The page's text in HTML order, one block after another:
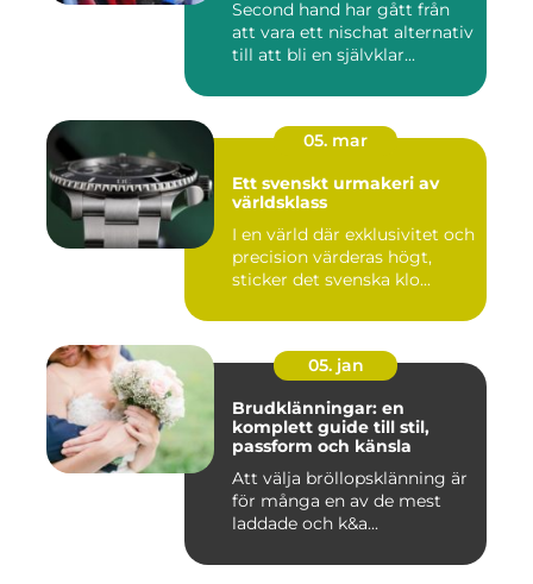
Second hand har gått från
att vara ett nischat alternativ
till att bli en självklar...
05. mar
Ett svenskt urmakeri av
världsklass
I en värld där exklusivitet och
precision värderas högt,
sticker det svenska klo...
05. jan
Brudklänningar: en
komplett guide till stil,
passform och känsla
Att välja bröllopsklänning är
för många en av de mest
laddade och k&a...